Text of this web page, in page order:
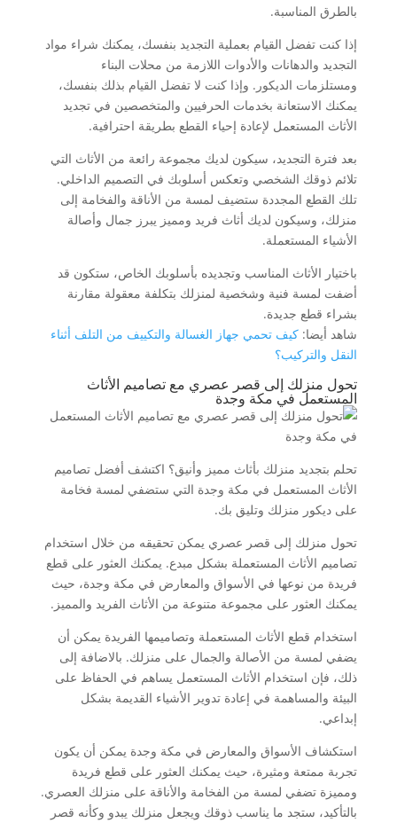
بالطرق المناسبة.
إذا كنت تفضل القيام بعملية التجديد بنفسك، يمكنك شراء مواد
التجديد والدهانات والأدوات اللازمة من محلات البناء
ومستلزمات الديكور. وإذا كنت لا تفضل القيام بذلك بنفسك،
يمكنك الاستعانة بخدمات الحرفيين والمتخصصين في تجديد
الأثاث المستعمل لإعادة إحياء القطع بطريقة احترافية.
بعد فترة التجديد، سيكون لديك مجموعة رائعة من الأثاث التي
تلائم ذوقك الشخصي وتعكس أسلوبك في التصميم الداخلي.
تلك القطع المجددة ستضيف لمسة من الأناقة والفخامة إلى
منزلك، وسيكون لديك أثاث فريد ومميز يبرز جمال وأصالة
الأشياء المستعملة.
باختيار الأثاث المناسب وتجديده بأسلوبك الخاص، ستكون قد
أضفت لمسة فنية وشخصية لمنزلك بتكلفة معقولة مقارنة
بشراء قطع جديدة.
شاهد أيضا: كيف تحمي جهاز الغسالة والتكييف من التلف أثناء
النقل والتركيب؟
تحول منزلك إلى قصر عصري مع تصاميم الأثاث
المستعمل في مكة وجدة
تحلم بتجديد منزلك بأثاث مميز وأنيق؟ اكتشف أفضل تصاميم
الأثاث المستعمل في مكة وجدة التي ستضفي لمسة فخامة
على ديكور منزلك وتليق بك.
تحول منزلك إلى قصر عصري يمكن تحقيقه من خلال استخدام
تصاميم الأثاث المستعملة بشكل مبدع. يمكنك العثور على قطع
فريدة من نوعها في الأسواق والمعارض في مكة وجدة، حيث
يمكنك العثور على مجموعة متنوعة من الأثاث الفريد والمميز.
استخدام قطع الأثاث المستعملة وتصاميمها الفريدة يمكن أن
يضفي لمسة من الأصالة والجمال على منزلك. بالاضافة إلى
ذلك، فإن استخدام الأثاث المستعمل يساهم في الحفاظ على
البيئة والمساهمة في إعادة تدوير الأشياء القديمة بشكل
إبداعي.
استكشاف الأسواق والمعارض في مكة وجدة يمكن أن يكون
تجربة ممتعة ومثيرة، حيث يمكنك العثور على قطع فريدة
ومميزة تضفي لمسة من الفخامة والأناقة على منزلك العصري.
بالتأكيد، ستجد ما يناسب ذوقك ويجعل منزلك يبدو وكأنه قصر